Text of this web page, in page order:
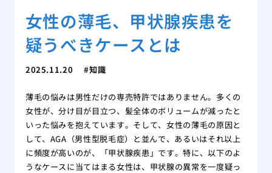
女性の薄毛、甲状腺疾患を
疑うべきケースとは
2025.11.20 知識
薄毛の悩みは男性だけの専売特許ではありません。多くの
女性が、分け目が目立つ、髪全体のボリュームが減ったと
いった悩みを抱えています。そして、女性の薄毛の原因と
して、AGA（男性型脱毛症）と並んで、あるいはそれ以上
に頻度が高いのが、「甲状腺疾患」です。特に、以下のよ
うなケースに当てはまる女性は、甲状腺の異常を一度疑っ